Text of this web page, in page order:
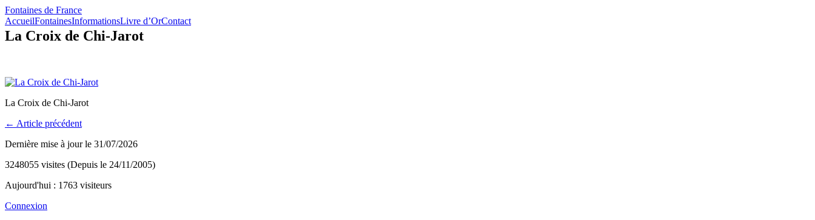
Fontaines de France
AccueilFontainesInformationsLivre d’OrContact
La Croix de Chi-Jarot
La Croix de Chi-Jarot
← Article précédent
Dernière mise à jour le 31/07/2026
3248055 visites (Depuis le 24/11/2005)
Aujourd'hui : 1763 visiteurs
Connexion